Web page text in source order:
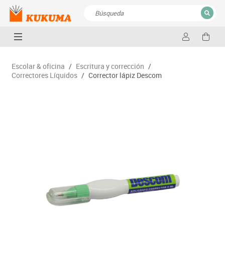
CERRAR
Escolar & oficina / Escritura y corrección /
Correctores Líquidos / Corrector lápiz Descom